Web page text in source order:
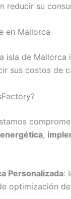
reducir su
en Mallorca
isla de Mallorca
sus costos de
,
Personalizada:
optimización